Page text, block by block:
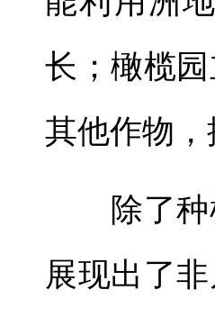
长；橄榄
其他作物
除了种植
展现出了